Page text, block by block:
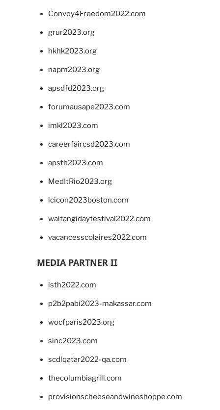
Convoy4Freedom2022.com
grur2023.org
hkhk2023.org
napm2023.org
apsdfd2023.org
forumausape2023.com
imkl2023.com
careerfaircsd2023.com
apsth2023.com
MedItRio2023.org
lcicon2023boston.com
waitangidayfestival2022.com
vacancesscolaires2022.com
MEDIA PARTNER II
isth2022.com
p2b2pabi2023-makassar.com
wocfparis2023.org
sinc2023.com
scdlqatar2022-qa.com
thecolumbiagrill.com
provisionscheeseandwineshoppe.com